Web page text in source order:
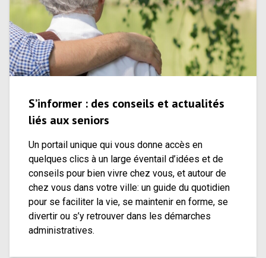
S’informer : des conseils et actualités
liés aux seniors
Un portail unique qui vous donne accès en
quelques clics à un large éventail d’idées et de
conseils pour bien vivre chez vous, et autour de
chez vous dans votre ville: un guide du quotidien
pour se faciliter la vie, se maintenir en forme, se
divertir ou s’y retrouver dans les démarches
administratives.